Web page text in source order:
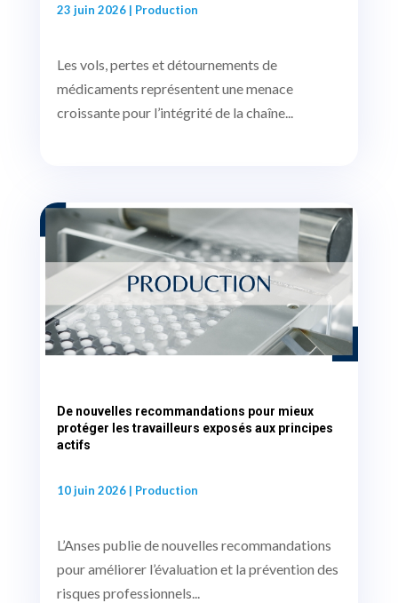
23 juin 2026| Production
Les vols, pertes et détournements de
médicaments représentent une menace
croissante pour l’intégrité de la chaîne...
De nouvelles recommandations pour mieux
protéger les travailleurs exposés aux principes
actifs
10 juin 2026| Production
L’Anses publie de nouvelles recommandations
pour améliorer l’évaluation et la prévention des
risques professionnels...